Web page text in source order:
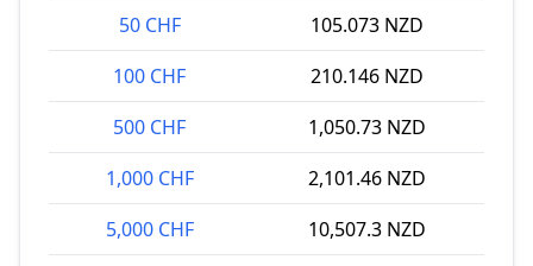
50 CHF
105.073 NZD
100 CHF
210.146 NZD
500 CHF
1,050.73 NZD
1,000 CHF
2,101.46 NZD
5,000 CHF
10,507.3 NZD